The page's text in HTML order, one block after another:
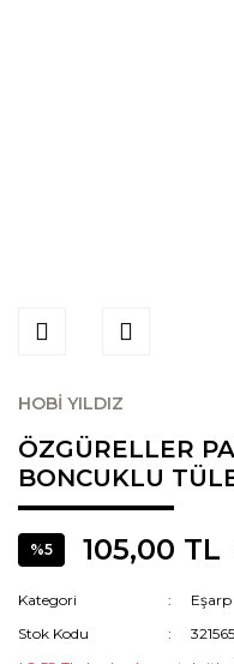
HOBİ YILDIZ
ÖZGÜRELLER
BONCUKLU
%5 105,00 TL
Kategori
Eşarp
Stok Kodu